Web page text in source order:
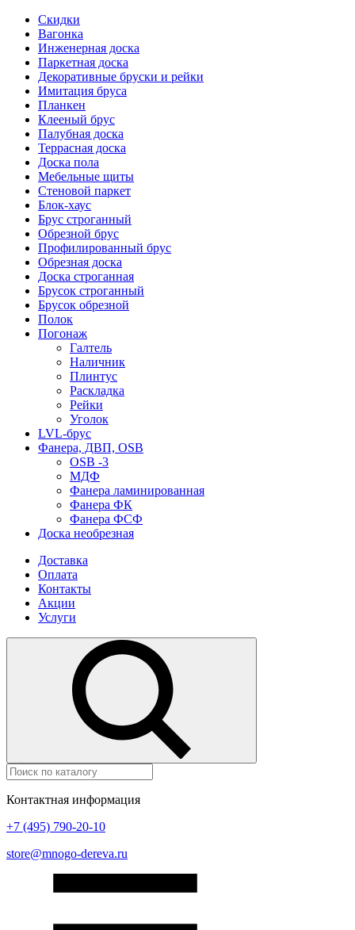
Скидки
Вагонка
Инженерная доска
Паркетная доска
Декоративные бруски и рейки
Имитация бруса
Планкен
Клееный брус
Палубная доска
Террасная доска
Доска пола
Мебельные щиты
Стеновой паркет
Блок-хаус
Брус строганный
Обрезной брус
Профилированный брус
Обрезная доска
Доска строганная
Брусок строганный
Брусок обрезной
Полок
Погонаж
Галтель
Наличник
Плинтус
Раскладка
Рейки
Уголок
LVL-брус
Фанера, ДВП, OSB
OSB -3
МДФ
Фанера ламинированная
Фанера ФК
Фанера ФСФ
Доска необрезная
Доставка
Оплата
Контакты
Акции
Услуги
Контактная информация
+7 (495) 790-20-10
store@mnogo-dereva.ru